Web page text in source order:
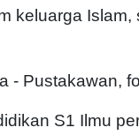
keluarga Islam,
- Pustakawan,
S1 Ilmu